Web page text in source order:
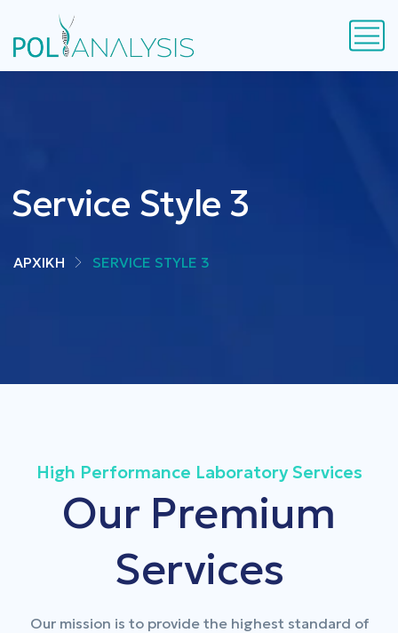
Service Style 3
ΑΡΧΙΚΗ SERVICE STYLE 3
High Performance Laboratory Services
Our Premium
Services
Our mission is to provide the highest standard of